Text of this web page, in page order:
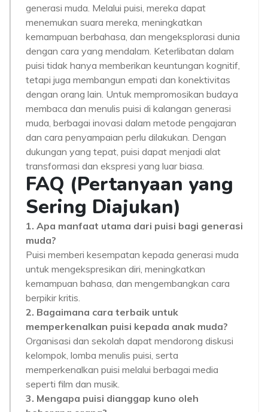
generasi muda. Melalui puisi, mereka dapat
menemukan suara mereka, meningkatkan
kemampuan berbahasa, dan mengeksplorasi dunia
dengan cara yang mendalam. Keterlibatan dalam
puisi tidak hanya memberikan keuntungan kognitif,
tetapi juga membangun empati dan konektivitas
dengan orang lain. Untuk mempromosikan budaya
membaca dan menulis puisi di kalangan generasi
muda, berbagai inovasi dalam metode pengajaran
dan cara penyampaian perlu dilakukan. Dengan
dukungan yang tepat, puisi dapat menjadi alat
transformasi dan ekspresi yang luar biasa.
FAQ (Pertanyaan yang
Sering Diajukan)
1. Apa manfaat utama dari puisi bagi generasi
muda?
Puisi memberi kesempatan kepada generasi muda
untuk mengekspresikan diri, meningkatkan
kemampuan bahasa, dan mengembangkan cara
berpikir kritis.
2. Bagaimana cara terbaik untuk
memperkenalkan puisi kepada anak muda?
Organisasi dan sekolah dapat mendorong diskusi
kelompok, lomba menulis puisi, serta
memperkenalkan puisi melalui berbagai media
seperti film dan musik.
3. Mengapa puisi dianggap kuno oleh